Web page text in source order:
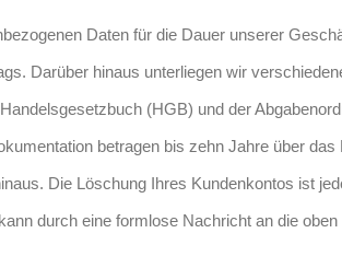
Daten für die Dauer unserer
Darüber hinaus unterliegen wir
(HGB) und der
betragen bis zehn Jahre über
Die Löschung Ihres Kundenkontos ist
durch eine formlose Nachricht an die